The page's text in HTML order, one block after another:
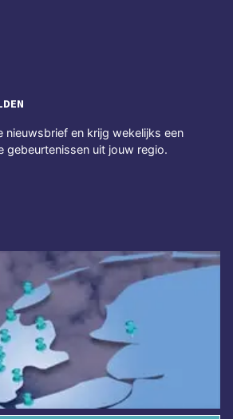
nieuwsbrief en krijg wekelijks een
gebeurtenissen uit jouw regio.